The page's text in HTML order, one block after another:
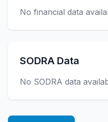
No financial data
SODRA Data
No SODRA data